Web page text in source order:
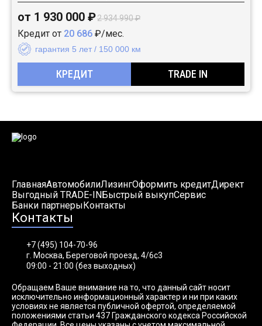
от 1 930 000 ₽2 934 990 ₽
Кредит от 20 686 ₽/мес.
гарантия 5 лет / 150 000 км
КРЕДИТ TRADE IN
ГлавнаяАвтомобилиЛизингОформить кредитДирект
Выгодный TRADE-INБыстрый выкупСервис
Банки партнерыКонтакты
Контакты
+7 (495) 104-70-96
г. Москва, Береговой проезд, 4/6с3
09:00 - 21:00 (без выходных)
Обращаем Ваше внимание на то, что данный сайт носит
исключительно информационный характер и ни при каких
условиях не является публичной офертой, определяемой
положениями статьи 437 Гражданского кодекса Российской